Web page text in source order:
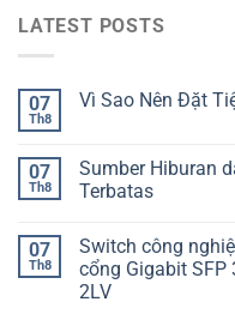
LATEST POSTS
07
Th8
Vì Sao Nên Đặt
07
Th8
Sumber Hiburan
Terbatas
07
Th8
Switch công
cổng Gigabit SFP
2LV